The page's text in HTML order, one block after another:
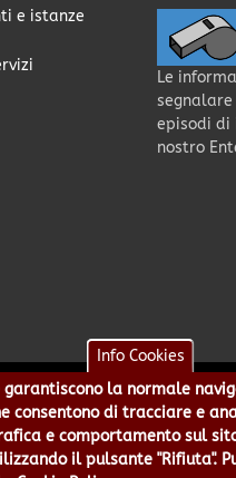
e istanze
Le
episodi
nostro
2 -16122 - Genova |
5499456 Num.Verde 800
|Note Legali|Contatti per
Info Cookies
la normale
consentono di tracciare e
e comportamento sul
il pulsante "Rifiuta".